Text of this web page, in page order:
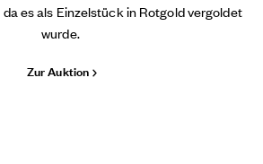
es als Einzelstück in Rotgold vergoldet
wurde.
Zur Auktion